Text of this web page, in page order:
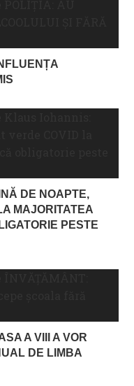
DE NOAPTE,
MAJORITATEA
PESTE
A VIII A VOR
DE LIMBA